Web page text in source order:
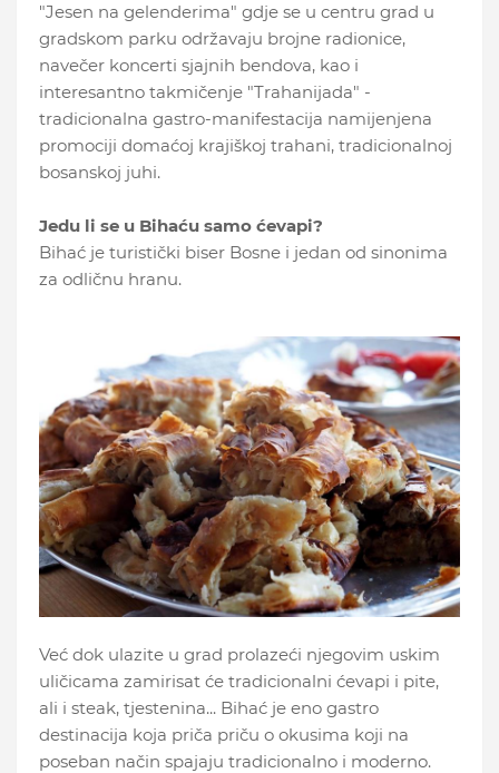
"Jesen na gelenderima" gdje se u centru grad u
gradskom parku održavaju brojne radionice,
navečer koncerti sjajnih bendova, kao i
interesantno takmičenje "Trahanijada" -
tradicionalna gastro-manifestacija namijenjena
promociji domaćoj krajiškoj trahani, tradicionalnoj
bosanskoj juhi.
Jedu li se u Bihaću samo ćevapi?
Bihać je turistički biser Bosne i jedan od sinonima
za odličnu hranu.
Već dok ulazite u grad prolazeći njegovim uskim
uličicama zamirisat će tradicionalni ćevapi i pite,
ali i steak, tjestenina... Bihać je eno gastro
destinacija koja priča priču o okusima koji na
poseban način spajaju tradicionalno i moderno.